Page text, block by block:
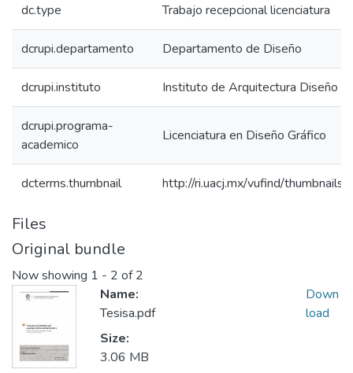
dc.type Trabajo recepcional licenciatura
dcrupi.departamento Departamento de Diseño
dcrupi.instituto Instituto de Arquitectura Diseño y
dcrupi.programa-
academico
Licenciatura en Diseño Gráfico
dcterms.thumbnail http://ri.uacj.mx/vufind/thumbnails/
Files
Original bundle
Now showing 1 - 2 of 2
Name:
Tesisa.pdf
Size:
3.06 MB
Down
load